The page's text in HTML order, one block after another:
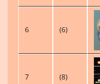
6 (6)
7 (8)